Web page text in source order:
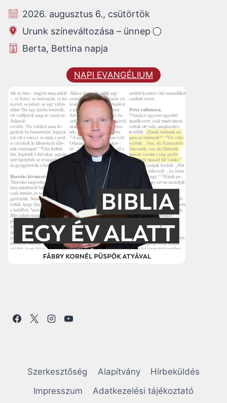
2026. augusztus 6., csütörtök
Urunk színeváltozása – ünnep
Berta, Bettina napja
NAPI EVANGÉLIUM
Szerkesztőség Alapítvány
Hírbeküldés
Impresszum
Adatkezelési tájékoztató